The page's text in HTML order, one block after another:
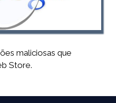
maliciosas que
Store.